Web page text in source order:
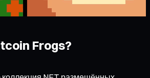
Frogs?